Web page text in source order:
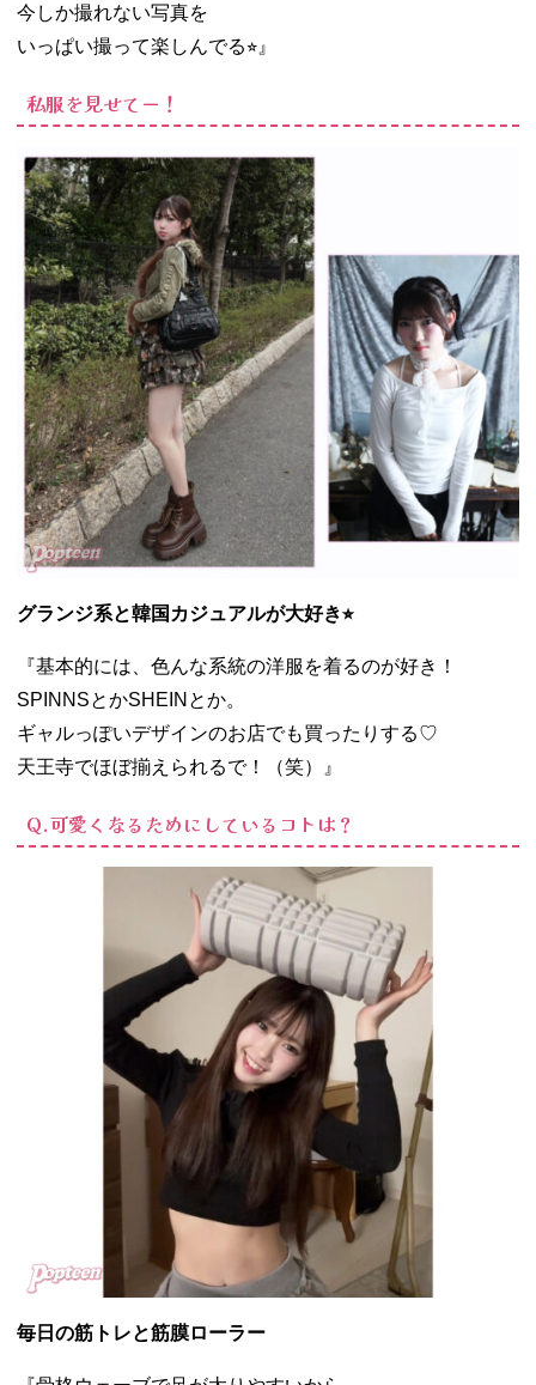
今しか撮れない写真を
いっぱい撮って楽しんでる⭐︎』
私服を見せてー！
グランジ系と韓国カジュアルが大好き⭐︎
『基本的には、色んな系統の洋服を着るのが好き！
SPINNSとかSHEINとか。
ギャルっぽいデザインのお店でも買ったりする♡
天王寺でほぼ揃えられるで！（笑）』
Q.可愛くなるためにしているコトは？
毎日の筋トレと筋膜ローラー